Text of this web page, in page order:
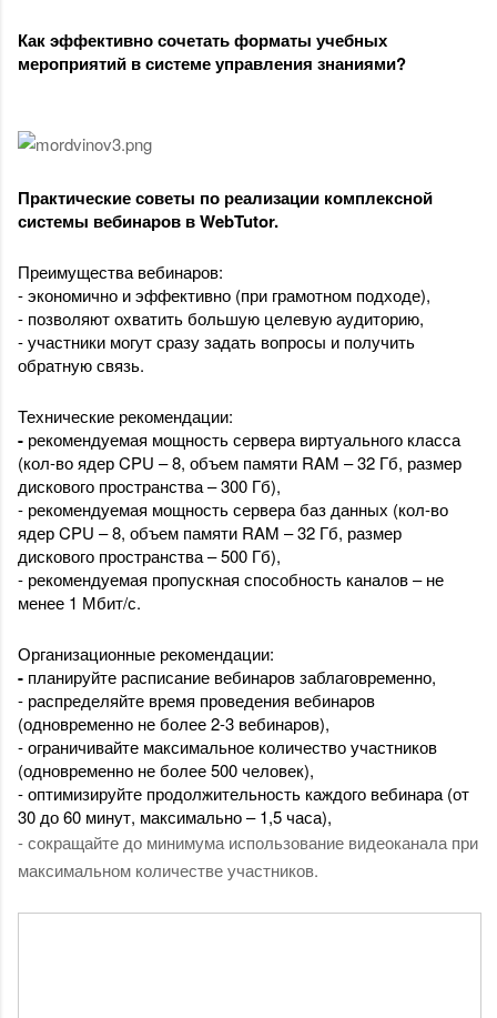
Как эффективно сочетать форматы учебных
мероприятий в системе управления знаниями?
Практические советы по реализации комплексной
системы вебинаров в WebTutor.
Преимущества вебинаров:
- экономично и эффективно (при грамотном подходе),
- позволяют охватить большую целевую аудиторию,
- участники могут сразу задать вопросы и получить
обратную связь.
Технические рекомендации:
- рекомендуемая мощность сервера виртуального класса
(кол-во ядер CPU – 8, объем памяти RAM – 32 Гб, размер
дискового пространства – 300 Гб),
- рекомендуемая мощность сервера баз данных (кол-во
ядер CPU – 8, объем памяти RAM – 32 Гб, размер
дискового пространства – 500 Гб),
- рекомендуемая пропускная способность каналов – не
менее 1 Мбит/с.
Организационные рекомендации:
- планируйте расписание вебинаров заблаговременно,
- распределяйте время проведения вебинаров
(одновременно не более 2-3 вебинаров),
- ограничивайте максимальное количество участников
(одновременно не более 500 человек),
- оптимизируйте продолжительность каждого вебинара (от
30 до 60 минут, максимально – 1,5 часа),
- сокращайте до минимума использование видеоканала при
максимальном количестве участников.